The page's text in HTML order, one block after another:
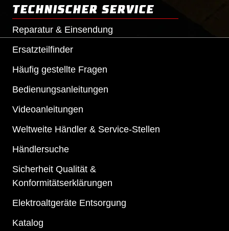
TECHNISCHER SERVICE
Reparatur & Einsendung
Ersatzteilfinder
Häufig gestellte Fragen
Bedienungsanleitungen
Videoanleitungen
Weltweite Händler & Service-Stellen
Händlersuche
Sicherheit Qualität &
Konformitätserklärungen
Elektroaltgeräte Entsorgung
Katalog